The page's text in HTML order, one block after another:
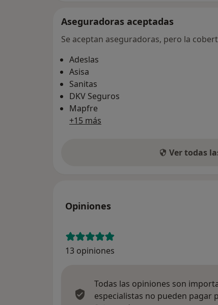
Aseguradoras aceptadas
Se aceptan aseguradoras, pero la
Adeslas
Asisa
Sanitas
DKV Seguros
Mapfre
+15 más
Ver todas
Opiniones
13 opiniones
Todas las opiniones son
especialistas no pueden pagar